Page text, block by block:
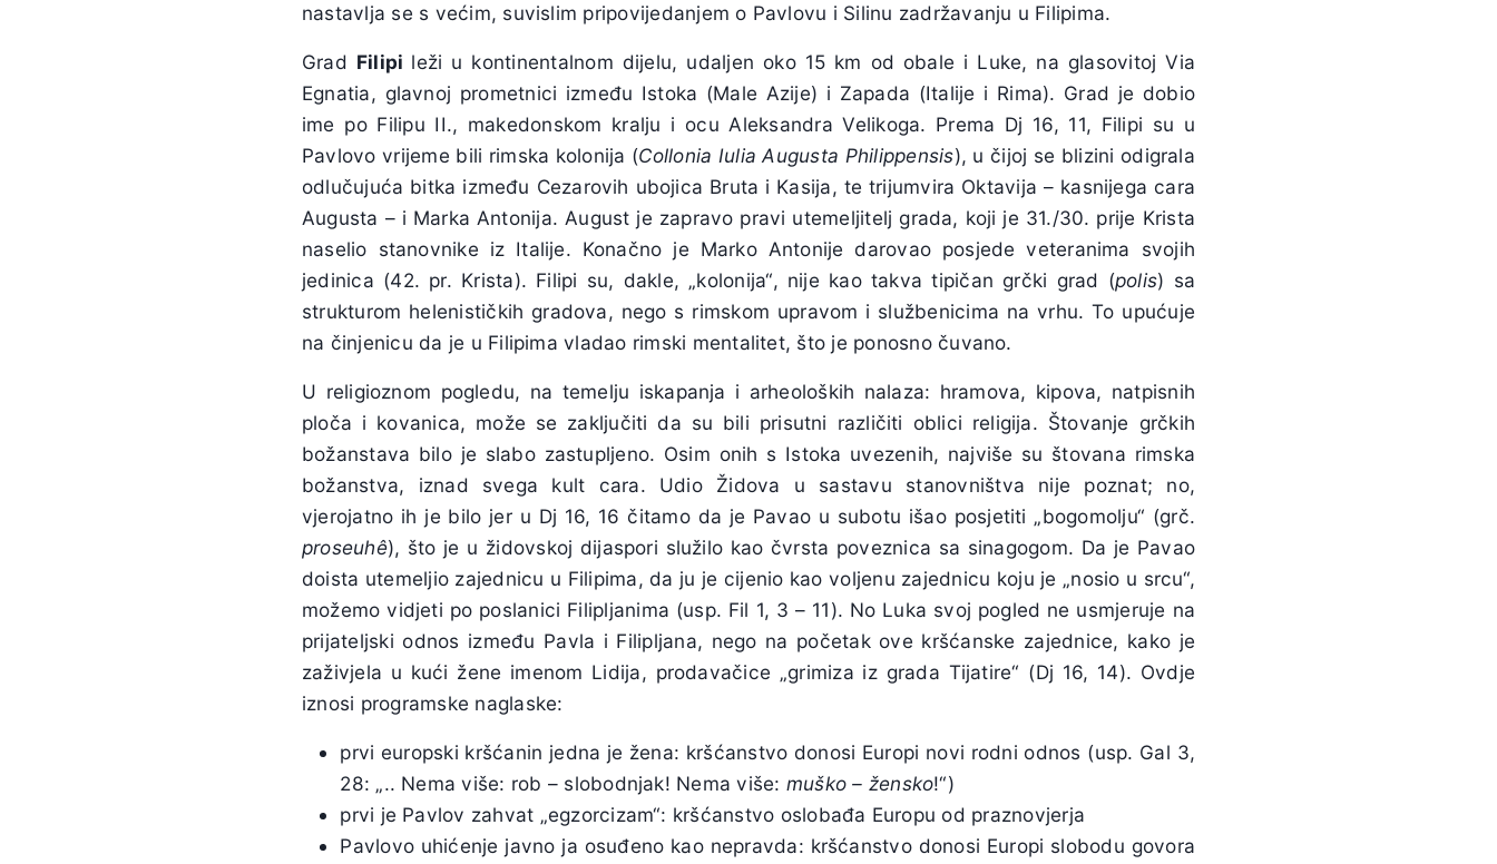
nastavlja se s većim, suvislim pripovijedanjem o Pavlovu i Silinu zadržavanju u Filipima.
Grad Filipi leži u kontinentalnom dijelu, udaljen oko 15 km od obale i Luke, na glasovitoj Via
Egnatia, glavnoj prometnici između Istoka (Male Azije) i Zapada (Italije i Rima). Grad je dobio
ime po Filipu II., makedonskom kralju i ocu Aleksandra Velikoga. Prema Dj 16, 11, Filipi su u
Pavlovo vrijeme bili rimska kolonija (Collonia Iulia Augusta Philippensis), u čijoj se blizini odigrala
odlučujuća bitka između Cezarovih ubojica Bruta i Kasija, te trijumvira Oktavija – kasnijega cara
Augusta – i Marka Antonija. August je zapravo pravi utemeljitelj grada, koji je 31./30. prije Krista
naselio stanovnike iz Italije. Konačno je Marko Antonije darovao posjede veteranima svojih
jedinica (42. pr. Krista). Filipi su, dakle, „kolonija“, nije kao takva tipičan grčki grad (polis) sa
strukturom helenističkih gradova, nego s rimskom upravom i službenicima na vrhu. To upućuje
na činjenicu da je u Filipima vladao rimski mentalitet, što je ponosno čuvano.
U religioznom pogledu, na temelju iskapanja i arheoloških nalaza: hramova, kipova, natpisnih
ploča i kovanica, može se zaključiti da su bili prisutni različiti oblici religija. Štovanje grčkih
božanstava bilo je slabo zastupljeno. Osim onih s Istoka uvezenih, najviše su štovana rimska
božanstva, iznad svega kult cara. Udio Židova u sastavu stanovništva nije poznat; no,
vjerojatno ih je bilo jer u Dj 16, 16 čitamo da je Pavao u subotu išao posjetiti „bogomolju“ (grč.
proseuhê), što je u židovskoj dijaspori služilo kao čvrsta poveznica sa sinagogom. Da je Pavao
doista utemeljio zajednicu u Filipima, da ju je cijenio kao voljenu zajednicu koju je „nosio u srcu“,
možemo vidjeti po poslanici Filipljanima (usp. Fil 1, 3 – 11). No Luka svoj pogled ne usmjeruje na
prijateljski odnos između Pavla i Filipljana, nego na početak ove kršćanske zajednice, kako je
zaživjela u kući žene imenom Lidija, prodavačice „grimiza iz grada Tijatire“ (Dj 16, 14). Ovdje
iznosi programske naglaske:
prvi europski kršćanin jedna je žena: kršćanstvo donosi Europi novi rodni odnos (usp. Gal 3,
28: „.. Nema više: rob – slobodnjak! Nema više: muško – žensko!“)
prvi je Pavlov zahvat „egzorcizam“: kršćanstvo oslobađa Europu od praznovjerja
Pavlovo uhićenje javno ja osuđeno kao nepravda: kršćanstvo donosi Europi slobodu govora